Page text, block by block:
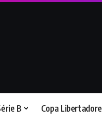
B Copa